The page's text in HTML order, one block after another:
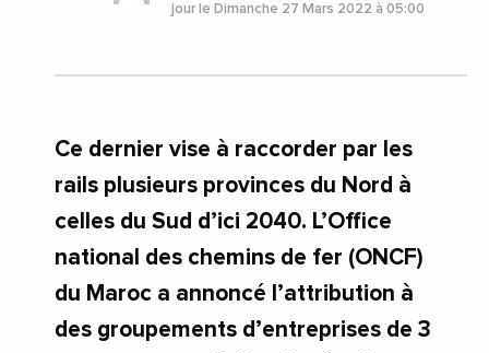
jour le Dimanche 27 Mars 2022 à 05:00
Ce dernier vise à raccorder par les
rails plusieurs provinces du Nord à
celles du Sud d’ici 2040. L’Office
national des chemins de fer (ONCF)
du Maroc a annoncé l’attribution à
des groupements d’entreprises de 3